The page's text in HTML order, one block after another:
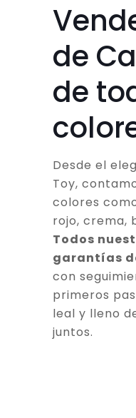
de
de
Desde el
Toy,
colores
rojo, crema,
Todos
garantías
con
primeros
leal y lleno
juntos.